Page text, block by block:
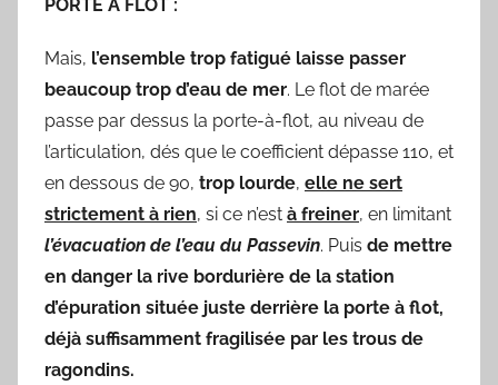
PORTE A FLOT :
Mais, l’ensemble trop fatigué laisse passer
beaucoup trop d’eau de mer. Le flot de marée
passe par dessus la porte-à-flot, au niveau de
l’articulation, dés que le coefficient dépasse 110, et
en dessous de 90, trop lourde, elle ne sert
strictement à rien, si ce n’est à freiner, en limitant
l’évacuation de l’eau du Passevin. Puis de mettre
en danger la rive bordurière de la station
d’épuration située juste derrière la porte à flot,
déjà suffisamment fragilisée par les trous de
ragondins.